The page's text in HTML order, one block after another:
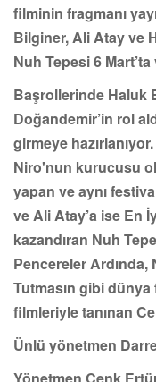
filminin fragmanı
Bilginer, Ali Atay ve
Nuh Tepesi 6
Başrollerinde Haluk
Doğandemir’in rol
girmeye
Niro'nun kurucusu
yapan ve aynı
ve Ali Atay’a ise En
kazandıran Nuh
Pencereler
Tutmasın gibi
filmleriyle tanınan
Ünlü yönetmen
Yönetmen Cenk